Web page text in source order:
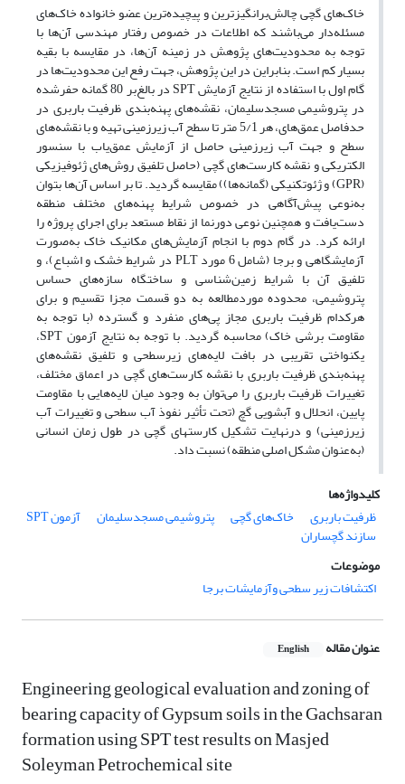
خاک‌های گچی چالش‌برانگیزترین و پیچیده‌ترین عضو خانواده خاک‌های
مسئله‌دار می‌باشند که اطلاعات در خصوص رفتار مهندسی آن‌ها با
توجه به محدودیت‌های پژوهش در زمینه آن‌ها، در مقایسه با بقیه
بسیار کم است. بنابراین در این پژوهش، جهت رفع این محدودیت‌ها در
گام اول با استفاده از نتایج آزمایش‌ SPT در بالغ‌بر 80 گمانه حفرشده
در پتروشیمی مسجدسلیمان، نقشه‌های پهنه‌بندی ظرفیت باربری در
حدفاصل عمق‌های، هر 5/1 متر تا سطح آب زیرزمینی تهیه و با نقشه‌های
سطح و جهت آب زیرزمینی حاصل از آزمایش عمق‌یاب با سنسور
الکتریکی و نقشه کارست‌های گچی (حاصل تلفیق روش‌های ژئوفیزیکی
(GPR) و ژئوتکنیکی (گمانه‌ها)) مقایسه گردید. تا بر اساس آن‌ها بتوان
به‌نوعی پیش‌آگاهی در خصوص شرایط پهنه‌های مختلف منطقه
دست‌یافت و همچنین نوعی دورنما از نقاط مستعد برای اجرای پروژه‌ را
ارائه کرد. در گام دوم با انجام آزمایش‌های مکانیک خاک به‌صورت
آزمایشگاهی و برجا (شامل 6 مورد PLT در شرایط خشک و اشباع)، و
تلفیق آن با شرایط زمین‌شناسی و ساختگاه سازه‌های حساس
پتروشیمی، محدوده موردمطالعه به دو قسمت مجزا تقسیم‌ و برای
هرکدام ظرفیت باربری مجاز پی‌های منفرد و گسترده (با توجه به
مقاومت برشی خاک) محاسبه گردید. با توجه به نتایج آزمون SPT،
یکنواختی تقریبی در بافت لایه‌های زیرسطحی و تلفیق نقشه‌های
پهنه‌بندی ظرفیت باربری با نقشه کارست‌های گچی در اعماق مختلف،
تغییرات ظرفیت باربری را می‌توان به وجود میان لایه‌هایی با مقاومت
پایین، انحلال و آبشویی گچ (تحت تأثیر نفوذ آب سطحی و تغییرات آب
زیرزمینی) و درنهایت تشکیل کارست‎های گچی در طول زمان انسانی
(به‌عنوان مشکل اصلی منطقه) نسبت داد.
کلیدواژه‌ها
ظرفیت باربری
خاک‌های گچی پتروشیمی مسجدسلیمان آزمون SPT
سازند گچساران
موضوعات
اکتشافات زیر سطحی وآزمایشات برجا
عنوان مقاله English
Engineering geological evaluation and zoning of
bearing capacity of Gypsum soils in the Gachsaran
formation using SPT test results on Masjed
Soleyman Petrochemical site